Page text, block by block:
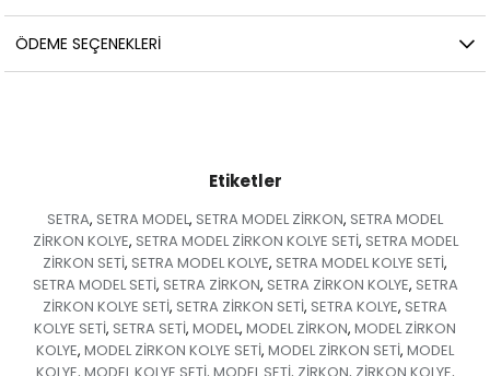
ÖDEME SEÇENEKLERI
Etiketler
SETRA, SETRA MODEL, SETRA MODEL ZİRKON, SETRA MODEL
ZİRKON KOLYE, SETRA MODEL ZİRKON KOLYE SETİ, SETRA MODEL
ZİRKON SETİ, SETRA MODEL KOLYE, SETRA MODEL KOLYE SETİ,
SETRA MODEL SETİ, SETRA ZİRKON, SETRA ZİRKON KOLYE, SETRA
ZİRKON KOLYE SETİ, SETRA ZİRKON SETİ, SETRA KOLYE, SETRA
KOLYE SETİ, SETRA SETİ, MODEL, MODEL ZİRKON, MODEL ZİRKON
KOLYE, MODEL ZİRKON KOLYE SETİ, MODEL ZİRKON SETİ, MODEL
KOLYE, MODEL KOLYE SETİ, MODEL SETİ, ZİRKON, ZİRKON KOLYE,